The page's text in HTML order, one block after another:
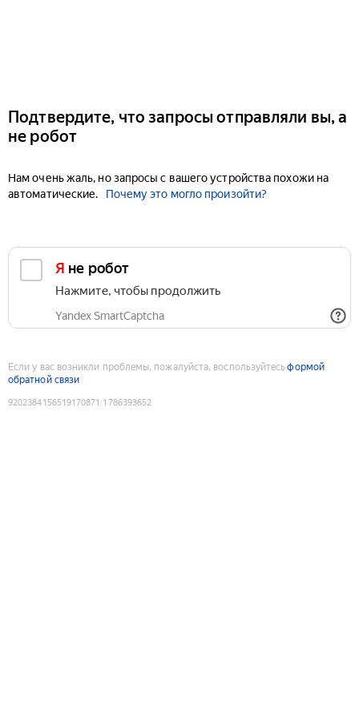
Подтвердите, что запросы отправляли вы, а
не робот
Нам очень жаль, но запросы с вашего устройства похожи на
автоматические.
Почему это могло произойти?
Я не робот
Нажмите, чтобы продолжить
Yandex SmartCaptcha
Если у вас возникли проблемы, пожалуйста, воспользуйтесьформой
обратной связи
9202384156519170871 :1786393652